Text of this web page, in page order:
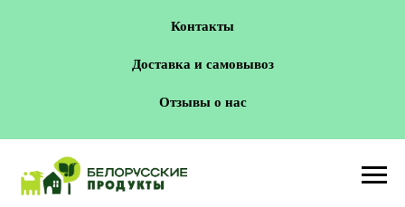
Контакты
Доставка и самовывоз
Отзывы о нас